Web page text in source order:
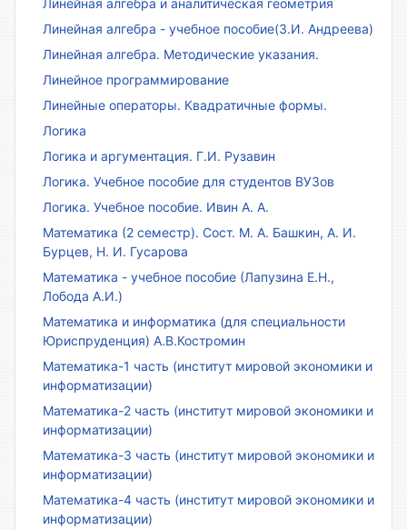
Линейная алгебра - учебное пособие(З.И. Андреева)
Линейная алгебра. Методические указания.
Линейное программирование
Линейные операторы. Квадратичные формы.
Логика
Логика и аргументация. Г.И. Рузавин
Логика. Учебное пособие для студентов ВУЗов
Логика. Учебное пособие. Ивин А. А.
Математика (2 семестр). Сост. М. А. Башкин, А. И.
Бурцев, Н. И. Гусарова
Математика - учебное пособие (Лапузина Е.Н.,
Лобода А.И.)
Математика и информатика (для специальности
Юриспруденция) А.В.Костромин
Математика-1 часть (институт мировой экономики и
информатизации)
Математика-2 часть (институт мировой экономики и
информатизации)
Математика-3 часть (институт мировой экономики и
информатизации)
Математика-4 часть (институт мировой экономики и
информатизации)